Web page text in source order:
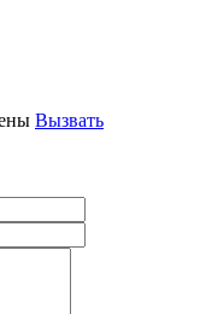
Вызвать